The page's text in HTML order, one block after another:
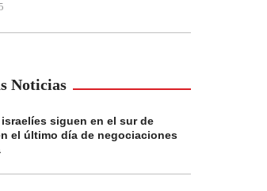
Noticias
siguen en el sur de
el último día de negociaciones